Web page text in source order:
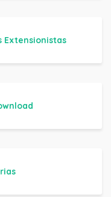
Extensionistas